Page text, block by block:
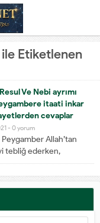
ile Etiketlenen
Ve Nebi ayrımı
itaati inkar
cevaplar
- 0 yorum
Allah’tan
tebliğ ederken,
Ayetlerde hep
edilmiştir.
çıkarttığı
Nebidir. O